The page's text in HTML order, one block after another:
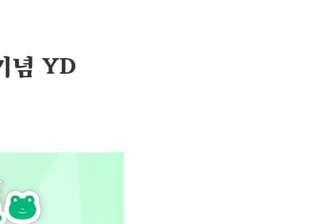
념 YD